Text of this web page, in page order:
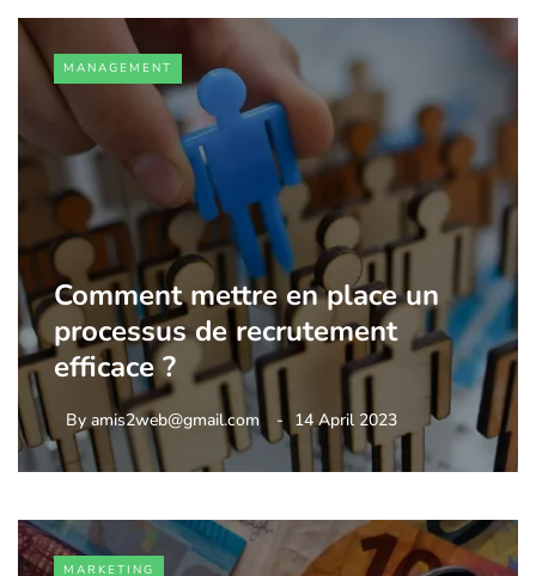
MANAGEMENT
Comment mettre en place un
processus de recrutement
efficace ?
By amis2web@gmail.com 14 April 2023
MARKETING